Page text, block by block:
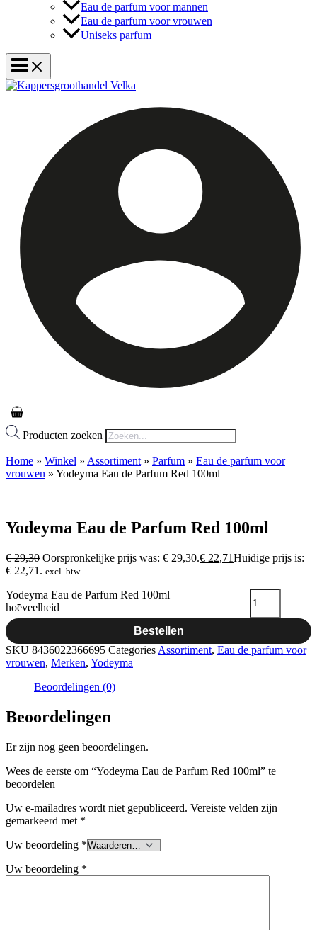
Eau de parfum voor mannen
Eau de parfum voor vrouwen
Uniseks parfum
Producten zoeken
Home » Winkel » Assortiment » Parfum » Eau de parfum voor
vrouwen » Yodeyma Eau de Parfum Red 100ml
Yodeyma Eau de Parfum Red 100ml
€29,30 Oorspronkelijke prijs was: € 29,30.€ 22,71Huidige prijs is:
€ 22,71. excl. btw
-
Yodeyma Eau de Parfum Red 100ml
hoeveelheid
+
Bestellen
SKU 8436022366695 Categories Assortiment, Eau de parfum voor
vrouwen, Merken, Yodeyma
Beoordelingen (0)
Beoordelingen
Er zijn nog geen beoordelingen.
Wees de eerste om “Yodeyma Eau de Parfum Red 100ml” te
beoordelen
Uw e-mailadres wordt niet gepubliceerd. Vereiste velden zijn
gemarkeerd met *
Uw beoordeling *
Uw beoordeling *